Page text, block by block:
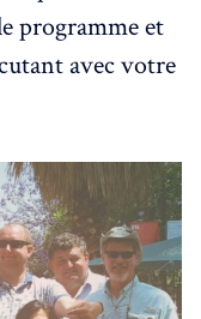
programme et
avec votre